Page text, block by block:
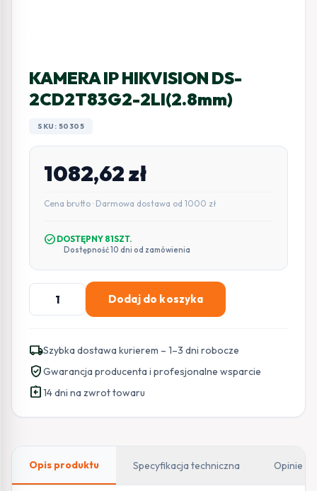
KAMERA IP HIKVISION DS-
2CD2T83G2-2LI(2.8mm)
SKU: 50305
1082,62zł
Cena brutto · Darmowa dostawa od 1000 zł
check_circle DOSTĘPNY 81SZT.
Dostępność 10 dni od zamówienia
ilość
KAMERA
HIKVISION
DS-
2CD2T83G2-
2LI(2.8mm)
Dodaj do koszyka
local_shippingSzybka dostawa kurierem – 1–3 dni robocze
verified_userGwarancja producenta i profesjonalne wsparcie
assignment_return14 dni na zwrot towaru
Opis produktu Specyfikacja techniczna Opinie